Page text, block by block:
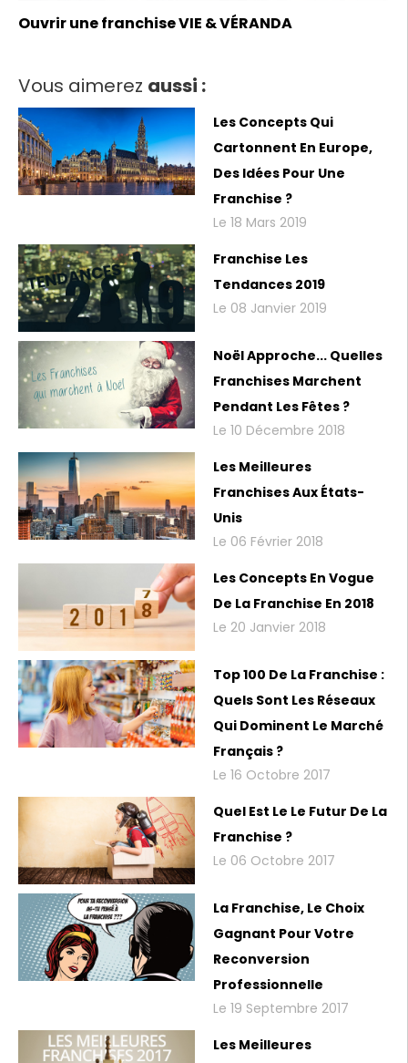
Ouvrir une franchise VIE & VÉRANDA
Vous aimerez aussi :
Les Concepts Qui
Cartonnent En Europe,
Des Idées Pour Une
Franchise ?
Le 18 Mars 2019
Franchise Les
Tendances 2019
Le 08 Janvier 2019
Noël Approche... Quelles
Franchises Marchent
Pendant Les Fêtes ?
Le 10 Décembre 2018
Les Meilleures
Franchises Aux États-
Unis
Le 06 Février 2018
Les Concepts En Vogue
De La Franchise En 2018
Le 20 Janvier 2018
Top 100 De La Franchise :
Quels Sont Les Réseaux
Qui Dominent Le Marché
Français ?
Le 16 Octobre 2017
Quel Est Le Le Futur De La
Franchise ?
Le 06 Octobre 2017
La Franchise, Le Choix
Gagnant Pour Votre
Reconversion
Professionnelle
Le 19 Septembre 2017
Les Meilleures